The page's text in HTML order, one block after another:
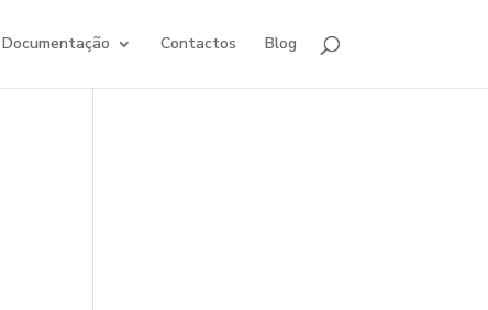
Documentação Contactos Blog